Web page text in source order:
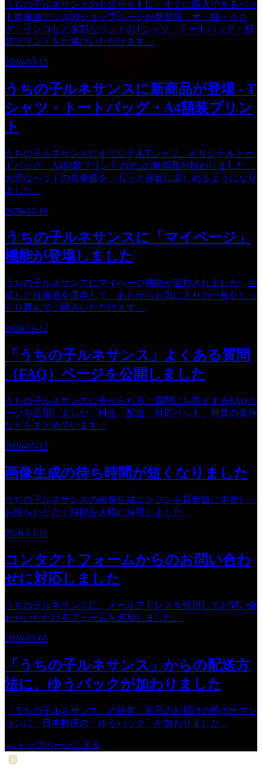
うちの子ルネサンスの公式サイトに、すぐに購入できるペッ
ト肖像画グッズのショップページが新登場。犬・猫・うさ
ぎ・インコなど多彩なペットのTシャツ・トートバッグ・額
装プリントをお選びいただけます。
2026-04-15
うちの子ルネサンスに新商品が登場 - T
シャツ・トートバッグ・A4額装プリン
ト
うちの子ルネサンスにオリジナルTシャツ、オリジナルトー
トバッグ、A4額装プリントの3つの新商品が加わりました。
大切なペットの肖像画を、もっと身近に楽しめるようになり
ました。
2026-03-16
うちの子ルネサンスに「マイページ」
機能が登場しました
うちの子ルネサンスにマイページ機能が追加されました。生
成した肖像画を保存して、あとからお気に入りの一枚をじっ
くり選んでご購入いただけます。
2026-03-12
「うちの子ルネサンス」よくある質問
（FAQ）ページを公開しました
うちの子ルネサンスに寄せられるご質問にお答えするFAQペ
ージを公開しました。料金、配送、対応ペット、写真の条件
などをまとめています。
2026-03-12
画像生成の待ち時間が短くなりました
うちの子ルネサンスの画像生成エンジンを最新版に更新し、
お待ちいただく時間を大幅に短縮しました。
2026-03-11
コンタクトフォームからのお問い合わ
せに対応しました
うちの子ルネサンスに、メールアドレスを使用してお問い合
わせいただけるフォームを追加しました。
2026-03-05
「うちの子ルネサンス」からの配送方
法に、ゆうパックが加わりました
「うちの子ルネサンス」の額装・商品のお届けの際のオプシ
ョンに、日本郵便の「ゆうパック」が加わりました。
← トップページに戻る